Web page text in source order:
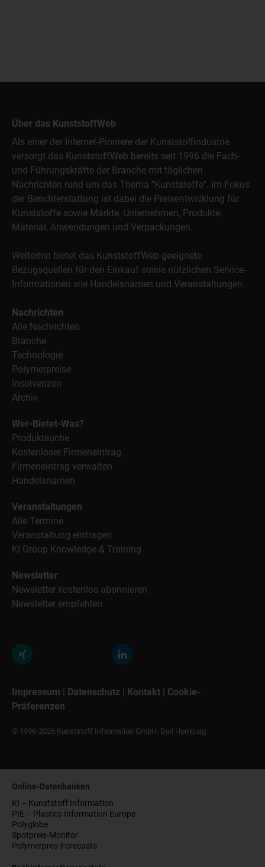
Über das KunststoffWeb
Als einer der Internet-Pioniere der Kunststoffindustrie
versorgt das KunststoffWeb bereits seit 1996 die Fach-
und Führungskräfte der Branche mit täglichen
Nachrichten rund um das Thema "Kunststoffe". Im Fokus
der Berichterstattung ist dabei die Preisentwicklung für
Kunststoffe sowie Märkte, Unternehmen, Produkte,
Material, Anwendungen und Verpackungen.
Weiterhin bietet das KunststoffWeb geeignete
Bezugsquellen für den Einkauf sowie nützlichen Service-
Informationen wie Handelsnamen und Veranstaltungen.
Nachrichten
Alle Nachrichten
Branche
Technologie
Polymerpreise
Insolvenzen
Archiv
Wer-Bietet-Was?
Produktsuche
Kostenloser Firmeneintrag
Firmeneintrag verwalten
Handelsnamen
Veranstaltungen
Alle Termine
Veranstaltung eintragen
KI Group Knowledge & Training
Newsletter
Newsletter kostenlos abonnieren
Newsletter empfehlen
Impressum | Datenschutz | Kontakt | Cookie-
Präferenzen
© 1996-2026 Kunststoff Information GmbH, Bad Homburg
Online-Datenbanken
KI – Kunststoff Information
PIE – Plastics Information Europe
Polyglobe
Spotpreis-Monitor
Polymerpres-Forecasts